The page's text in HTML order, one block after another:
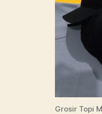
Grosir Topi